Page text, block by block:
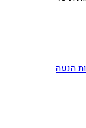
הנעה